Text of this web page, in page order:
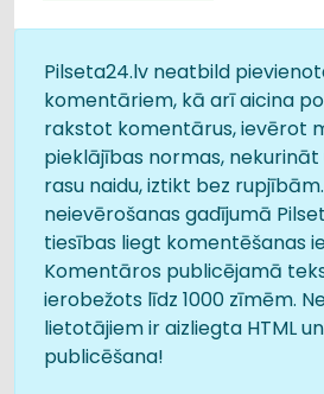
Pilseta24.lv neatbild
komentāriem, kā arī aicina
rakstot komentārus, ievērot
pieklājības normas,
rasu naidu, iztikt bez
neievērošanas gadījumā
tiesības liegt komentēšanas
Komentāros publicējamā
ierobežots līdz 1000 zīmēm.
lietotājiem ir aizliegta HTML
publicēšana!